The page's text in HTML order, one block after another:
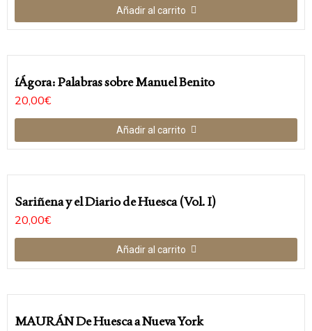
Añadir al carrito
íÁgora: Palabras sobre Manuel Benito
20,00€
Añadir al carrito
Sariñena y el Diario de Huesca (Vol. I)
20,00€
Añadir al carrito
MAURÁN De Huesca a Nueva York